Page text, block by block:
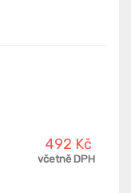
492 Kč
včetně DPH